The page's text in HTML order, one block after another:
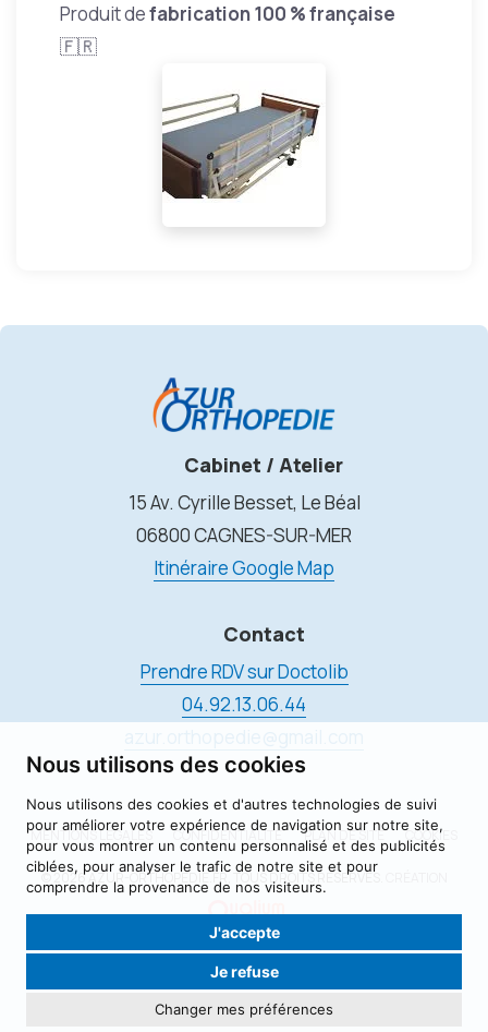
Nous utilisons des cookies
Nous utilisons des cookies et d'autres technologies de suivi
pour améliorer votre expérience de navigation sur notre site,
pour vous montrer un contenu personnalisé et des publicités
ciblées, pour analyser le trafic de notre site et pour
comprendre la provenance de nos visiteurs.
J'accepte
Je refuse
Changer mes préférences
Produit defabrication 100 % française
🇫🇷
Cabinet / Atelier
15 Av. Cyrille Besset, Le Béal
06800 CAGNES-SUR-MER
Itinéraire Google Map
Contact
Prendre RDV sur Doctolib
04.92.13.06.44
MENTIONS LÉGALES CONFIDENTIALITÉ PLAN DE SITE COOKIES
© 2026 AZUR-ORTHOPÉDIE.FR, TOUS DROITS RÉSERVÉS.